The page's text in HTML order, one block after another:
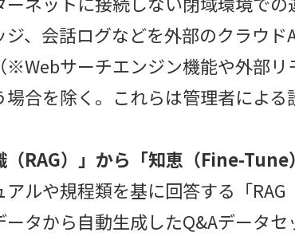
ジ、会話ログなどを外部のクラウ
※Webサーチエンジン機能や外部リ
場合を除く。これらは管理者による
（RAG）」から「知恵（Fine-
アルや規程類を基に回答する「RAG
ータから自動生成したQ&Aデータ